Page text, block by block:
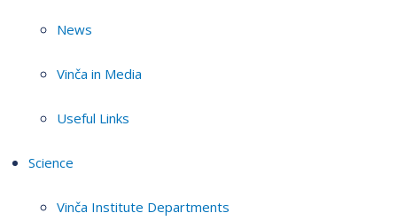
News
Vinča in Media
Useful Links
Science
Vinča Institute Departments